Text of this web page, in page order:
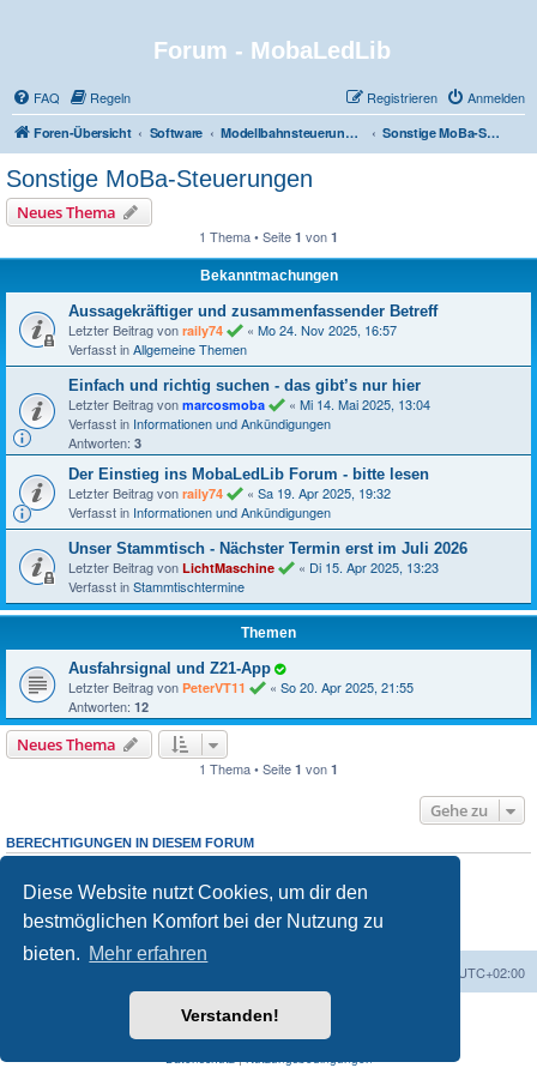
Diese Website nutzt Cookies, um dir den
bestmöglichen Komfort bei der Nutzung zu
bieten. Mehr erfahren
Verstanden!
Forum - MobaLedLib
FAQ Regeln Anmelden
Registrieren
Foren-Übersicht Software Modellbahnsteuerungen Sonstige MoBa-Steuerungen
Sonstige MoBa-Steuerungen
Neues Thema
1 Thema • Seite 1 von 1
Bekanntmachungen
Aussagekräftiger und zusammenfassender Betreff
Letzter Beitrag von raily74 « Mo 24. Nov 2025, 16:57
Verfasst inAllgemeine Themen
Einfach und richtig suchen - das gibt’s nur hier
Letzter Beitrag von marcosmoba « Mi 14. Mai 2025, 13:04
Verfasst in Informationen und Ankündigungen
Antworten: 3
Der Einstieg ins MobaLedLib Forum - bitte lesen
Letzter Beitrag von raily74 « Sa 19. Apr 2025, 19:32
Verfasst in Informationen und Ankündigungen
Unser Stammtisch - Nächster Termin erst im Juli 2026
Letzter Beitrag von LichtMaschine « Di 15. Apr 2025, 13:23
Verfasst inStammtischtermine
Themen
Ausfahrsignal und Z21-App
Letzter Beitrag von PeterVT11 « So 20. Apr 2025, 21:55
Antworten: 12
Neues Thema
1 Thema • Seite 1 von 1
Gehe zu
BERECHTIGUNGEN IN DIESEM FORUM
Du darfst
neuen Themen in diesem Forum erstellen.
keine
Du darfst deine Beiträge in diesem Forumnichtändern.
Du darfst deine Beiträge in diesem Forum nicht löschen.
Du darfst keineDateianhänge in diesem Forum erstellen.
UTC+02:00
Powered byphpBB® Forum Software © phpBB Limited
Deutsche Übersetzung durchphpBB.de